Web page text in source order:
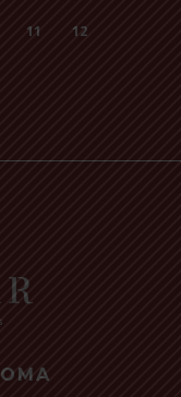
11
12